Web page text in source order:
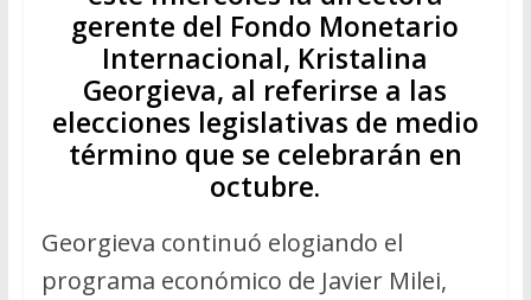
gerente del Fondo Monetario
Internacional, Kristalina
Georgieva, al referirse a las
elecciones legislativas de medio
término que se celebrarán en
octubre.
Georgieva continuó elogiando el
programa económico de Javier Milei,